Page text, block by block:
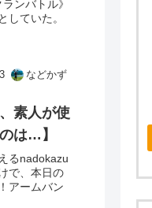
ンバトル》
していた。
などかず
素人が使
は…】
るnadokazu
で、本日の
アームバン